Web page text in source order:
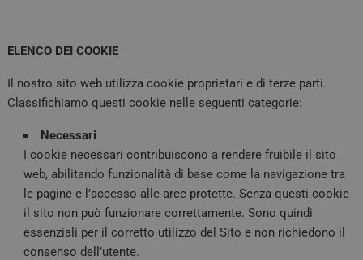
ELENCO DEI COOKIE
Il nostro sito web utilizza cookie proprietari e di terze parti.
Classifichiamo questi cookie nelle seguenti categorie:
Necessari
I cookie necessari contribuiscono a rendere fruibile il sito
web, abilitando funzionalità di base come la navigazione tra
le pagine e l’accesso alle aree protette. Senza questi cookie
il sito non può funzionare correttamente. Sono quindi
essenziali per il corretto utilizzo del Sito e non richiedono il
consenso dell’utente.